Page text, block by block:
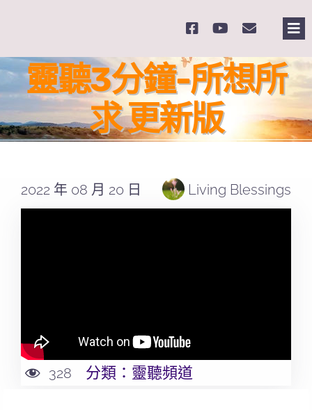
content
靈聽3分鐘-所想所
求 更新版
2022 年 08 月 20 日 Living Blessings
328 分類： 靈聽頻道